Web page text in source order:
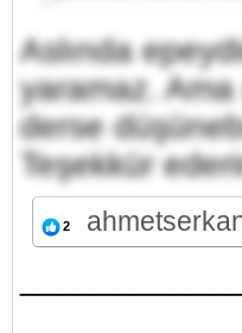
Aslında
yaramaz. Ama
derse
Teşekkür
2